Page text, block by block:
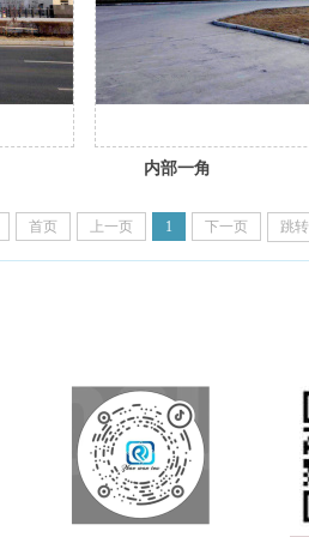
内部一角
首页 上一页 1 下一页 跳转